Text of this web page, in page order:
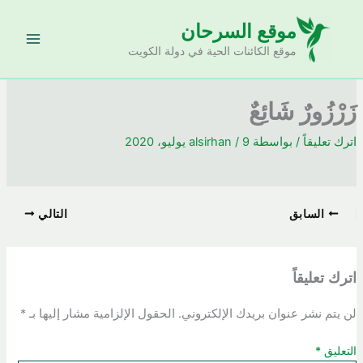
موقع السرحان
موقع الكائنات الحية في دولة الكويت
زَرْزُورٌ شَائِعٌ
اترك تعليقاً / بواسطة alsirhan/ 9 يوليو، 2020
السابق التالي
اترك تعليقاً
لن يتم نشر عنوان بريدك الإلكتروني. الحقول الإلزامية مشار إليها بـ *
التعليق *